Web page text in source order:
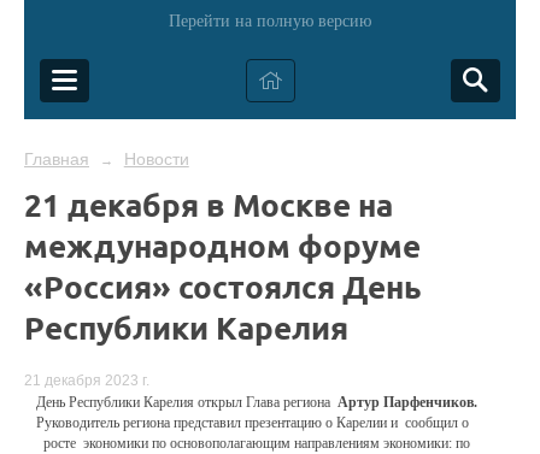
Перейти на полную версию
Главная → Новости
21 декабря в Москве на
международном форуме
«Россия» состоялся День
Республики Карелия
21 декабря 2023 г.
День Республики Карелия открыл Глава региона Артур Парфенчиков.
Руководитель региона представил презентацию о Карелии и сообщил о
росте экономики по основополагающим направлениям экономики: по